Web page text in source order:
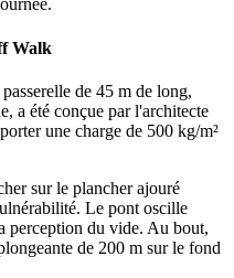
Walk
de 45 m de long,
a été conçue par l'architecte
une charge de 500 kg/m²
sur le plancher ajouré
Le pont oscille
perception du vide. Au bout,
de 200 m sur le fond